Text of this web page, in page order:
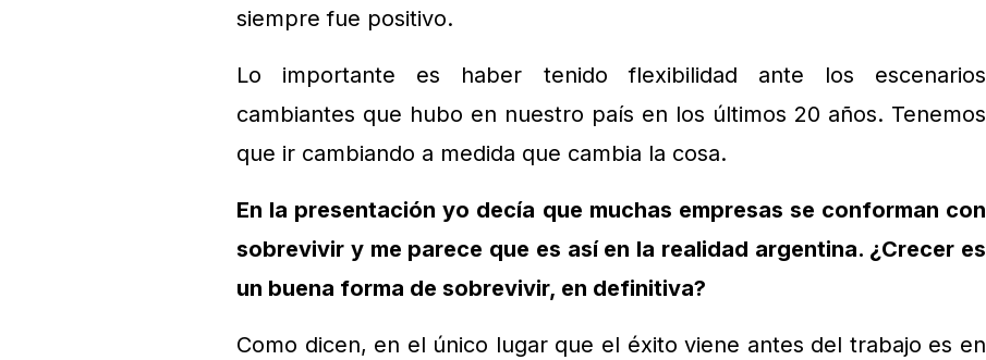
siempre fue positivo.
Lo importante es haber tenido flexibilidad ante los escenarios
cambiantes que hubo en nuestro país en los últimos 20 años. Tenemos
que ir cambiando a medida que cambia la cosa.
En la presentación yo decía que muchas empresas se conforman con
sobrevivir y me parece que es así en la realidad argentina. ¿Crecer es
un buena forma de sobrevivir, en definitiva?
Como dicen, en el único lugar que el éxito viene antes del trabajo es en